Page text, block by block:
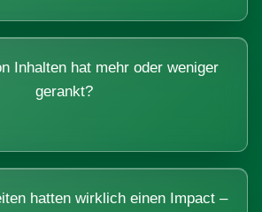
Inhalten hat mehr oder weniger
gerankt?
hatten wirklich einen Impact –